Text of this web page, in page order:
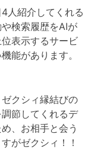
人紹介してくれる
検索履歴をAIが
表示するサービ
能があります。
クシィ縁結びの
節してくれるデ
、お相手と会う
がゼクシィ！！